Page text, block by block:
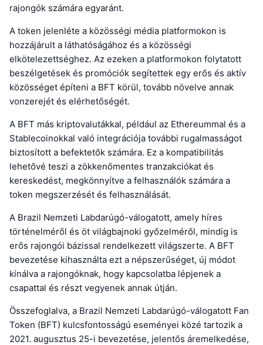
rajongók számára egyaránt.
A token jelenléte a közösségi média platformokon is
hozzájárult a láthatóságához és a közösségi
elkötelezettséghez. Az ezeken a platformokon folytatott
beszélgetések és promóciók segítettek egy erős és aktív
közösséget építeni a BFT körül, tovább növelve annak
vonzerejét és elérhetőségét.
A BFT más kriptovalutákkal, például az Ethereummal és a
Stablecoinokkal való integrációja további rugalmasságot
biztosított a befektetők számára. Ez a kompatibilitás
lehetővé teszi a zökkenőmentes tranzakciókat és
kereskedést, megkönnyítve a felhasználók számára a
token megszerzését és felhasználását.
A Brazil Nemzeti Labdarúgó-válogatott, amely híres
történelméről és öt világbajnoki győzelméről, mindig is
erős rajongói bázissal rendelkezett világszerte. A BFT
bevezetése kihasználta ezt a népszerűséget, új módot
kínálva a rajongóknak, hogy kapcsolatba lépjenek a
csapattal és részt vegyenek annak útján.
Összefoglalva, a Brazil Nemzeti Labdarúgó-válogatott Fan
Token (BFT) kulcsfontosságú eseményei közé tartozik a
2021. augusztus 25-i bevezetése, jelentős áremelkedése,